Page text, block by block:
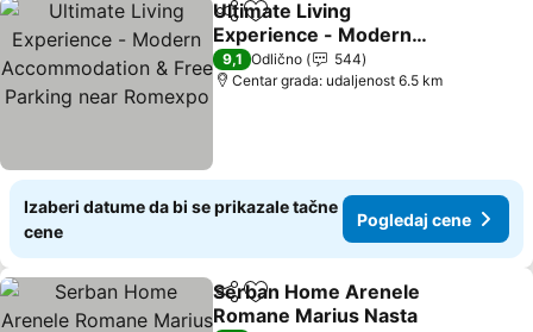
Deli Dodati u favorite
Ultimate Living
Experience - Modern
Accommodation & Free
Parking near Romexpo
Pogledaj cene
9,1 Odlično
544
Centar grada: udaljenost 6.5 km
Izaberi datume da bi se prikazale tačne
cene
Pogledaj cene
Deli Dodati u favorite
Serban Home Arenele
Romane Marius Nasta